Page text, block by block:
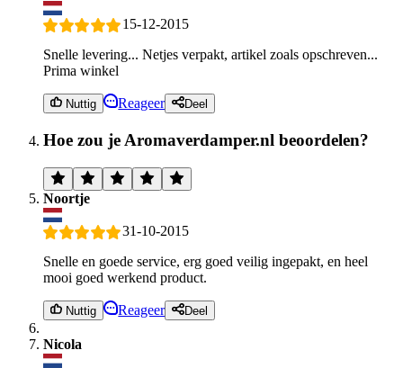
15-12-2015
Snelle levering... Netjes verpakt, artikel zoals opschreven...
Prima winkel
Nuttig Reageer Deel
Hoe zou je Aromaverdamper.nl beoordelen?
Noortje
31-10-2015
Snelle en goede service, erg goed veilig ingepakt, en heel
mooi goed werkend product.
Nuttig Reageer Deel
Nicola